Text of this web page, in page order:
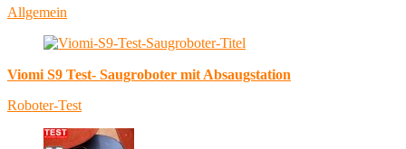
Allgemein
Viomi S9 Test- Saugroboter mit Absaugstation
Roboter-Test